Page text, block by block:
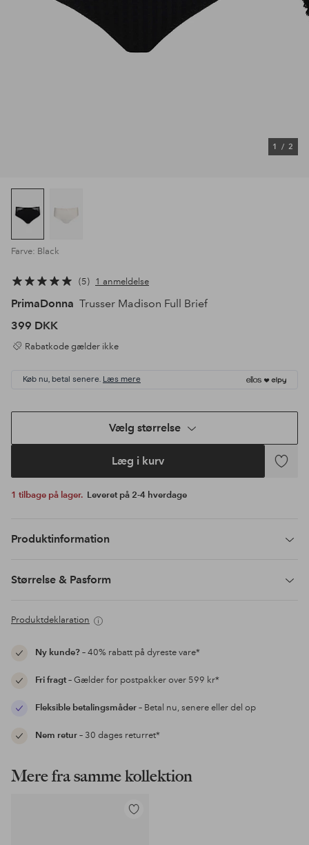
1 / 2
Farve: Black
5 1 anmeldelse
PrimaDonna Trusser Madison Full Brief
399 DKK
Rabatkode gælder ikke
Køb nu, betal senere. Læs mere
Vælg størrelse
Læg i kurv
Tilføj
1 tilbage på lager. Leveret på 2-4 hverdage
Produktinformation
Størrelse & Pasform
Produktdeklaration
Ny kunde?– 40% rabatt på dyreste vare*
Fri fragt– Gælder for postpakker over 599 kr*
Fleksible betalingsmåder– Betal nu, senere eller del op
Nem retur– 30 dages returret*
Mere fra samme kollektion
Tilføj